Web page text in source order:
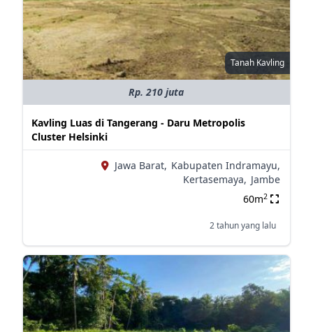
Tanah Kavling
Rp. 210 juta
Kavling Luas di Tangerang - Daru Metropolis
Cluster Helsinki
Jawa Barat, Kabupaten Indramayu,
Kertasemaya, Jambe
60m2
2 tahun yang lalu